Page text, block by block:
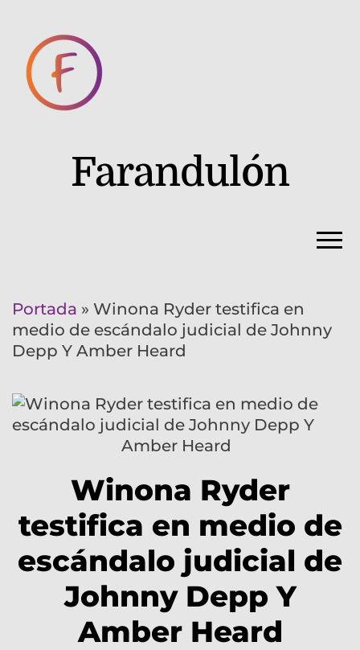
Farandulón
Portada » Winona Ryder testifica en
medio de escándalo judicial de Johnny
Depp Y Amber Heard
Winona Ryder
testifica en medio de
escándalo judicial de
Johnny Depp Y
Amber Heard